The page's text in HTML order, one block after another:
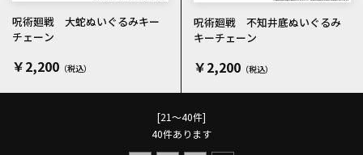
呪術廻戦 大蛇ぬいぐるみキー
チェーン
￥2,200
呪術廻戦 不知井底ぬいぐるみ
キーチェーン
￥2,200
[21～40件]
40件あります